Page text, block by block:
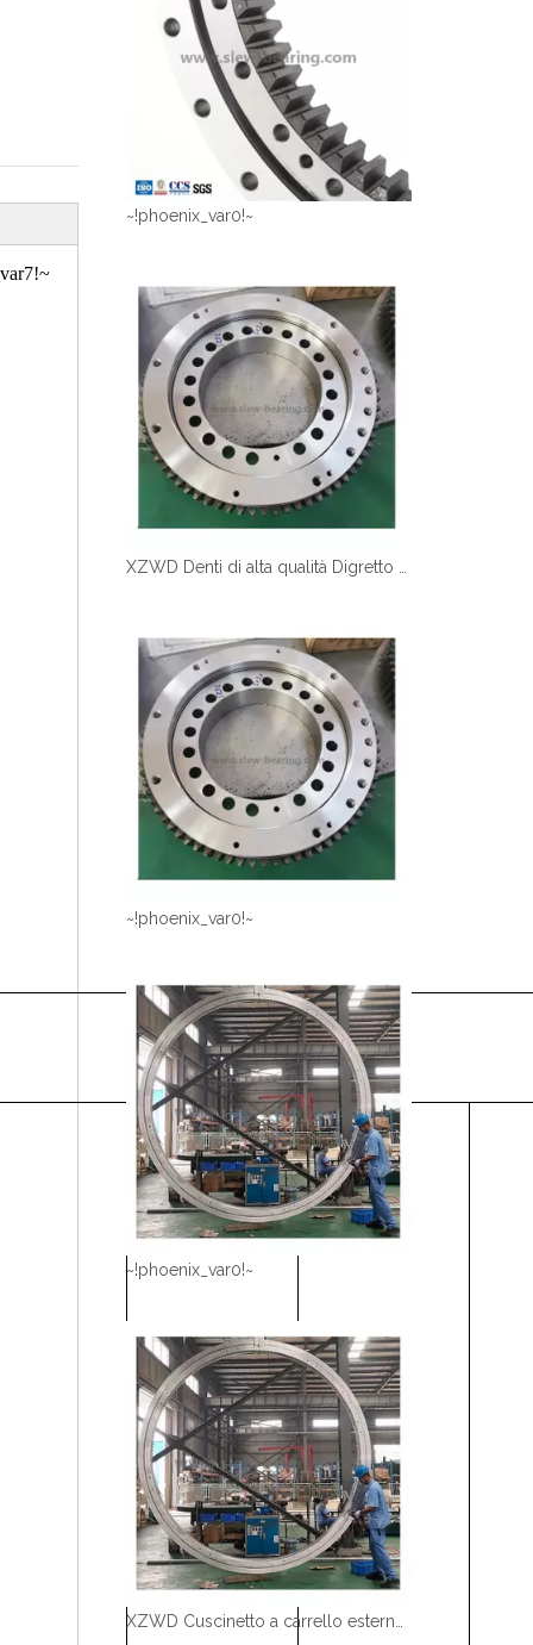
~!phoenix_var0!~
~!phoenix_var0!~
~!phoenix_var0!~